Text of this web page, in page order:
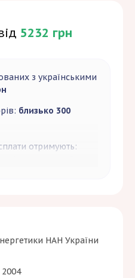
НАН України
2004
5232 грн
з українськими
близько 300
отримують:
відновлюваної